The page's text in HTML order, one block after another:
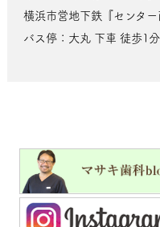
横浜市営地下鉄『センタ
バス停：大丸 下車 徒歩1分